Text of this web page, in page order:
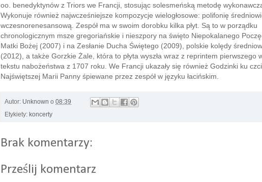
oo. benedyktynów z Triors we Francji, stosując solesmeńską metodę
Wykonuje również najwcześniejsze kompozycje wielogłosowe: polifonię
wczesnorenesansową. Zespół ma w swoim dorobku kilka płyt. Są to w porządku
chronologicznym msze gregoriańskie i nieszpory na święto Niepokalanego
Matki Bożej (2007) i na Zesłanie Ducha Świętego (2009), polskie kolędy
(2012), a także Gorzkie Żale, która to płyta wyszła wraz z reprintem pierwszego
tekstu nabożeństwa z 1707 roku. We Francji ukazały się również Godzinki ku czci
Najświętszej Marii Panny śpiewane przez zespół w języku łacińskim.
Autor: Unknown o 08:39
Etykiety: koncerty
Brak komentarzy:
Prześlij komentarz